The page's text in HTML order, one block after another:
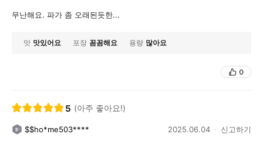
무난해요. 파가 좀 오래된듯한...
맛 맛있어요 포장 꼼꼼해요 용량 많아요
0
5 (아주 좋아요!)
$$ho*me503**** 2025.06.04 신고하기